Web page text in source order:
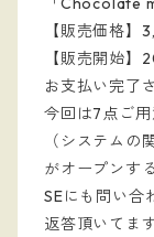
【販売価格
【販売開始
お支払い完了
今回は7点ご用
（システムの
がオープンす
SEにも問い合
返答頂いてま